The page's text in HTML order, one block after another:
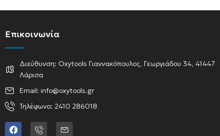
Επικοινωνία
Διεύθυνση: Oxytools Γιαννακόπουλος, Γεωργιάδου 34, 41447
Λάρισα
Email: info@oxytools.gr
Τηλέφωνο: 2410 286018